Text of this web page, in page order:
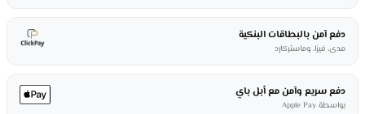
دفع آمن بالبطاقات البنكية
مدى، فيزا، وماستركارد
دفع سريع وآمن مع أبل باي
بواسطة Apple Pay